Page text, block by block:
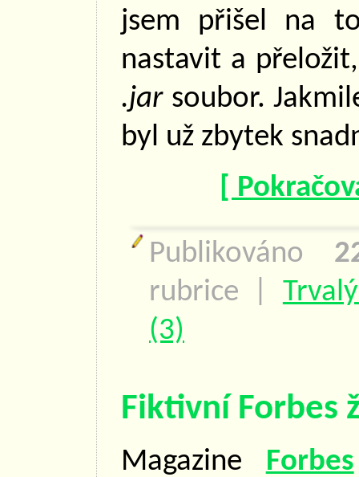
jsem přišel na
nastavit a
.jarsoubor.
byl už zbytek
[
Publikováno
rubrice
(3)
Fiktivní Forbes
Magazine Forbes